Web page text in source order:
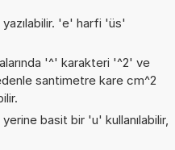
yazılabilir. 'e' harfi 'üs'
'^' karakteri '^2' ve
santimetre kare cm^2
basit bir 'u' kullanılabilir,